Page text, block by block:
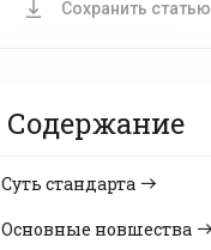
Сохранить статью
Содержание
Суть стандарта
Основные новшества